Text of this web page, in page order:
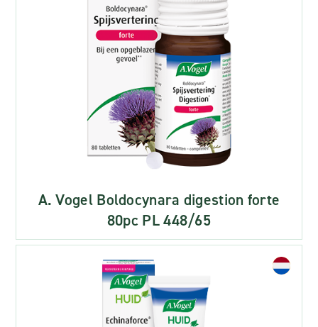
A. Vogel Boldocynara digestion forte
80pc PL 448/65